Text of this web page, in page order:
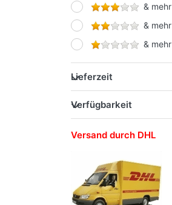
Werner Dorsch GmbH
& mehr
& mehr
& mehr
Lieferzeit
Verfügbarkeit
Versand durch DHL